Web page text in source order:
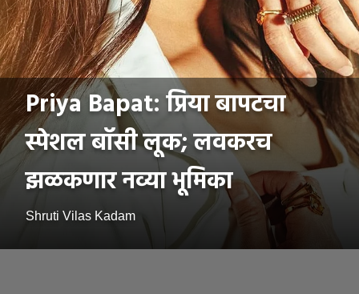
Priya Bapat: प्रिया बापटचा
स्पेशल बॉसी लूक; लवकरच
झळकणार नव्या भूमिका
Shruti Vilas Kadam